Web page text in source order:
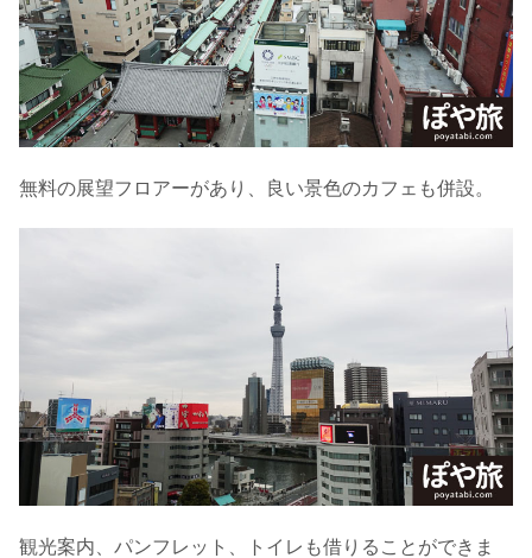
無料の展望フロアーがあり、良い景色のカフェも併設。
観光案内、パンフレット、トイレも借りることができま